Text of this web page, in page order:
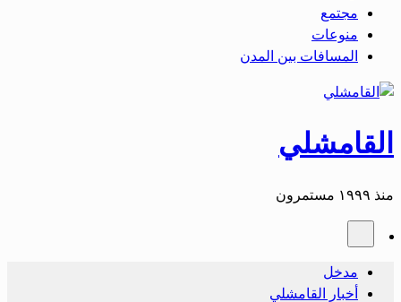
مجتمع
منوعات
المسافات بين المدن
القامشلي
منذ ١٩٩٩ مستمرون
مدخل
أخبار القامشلي